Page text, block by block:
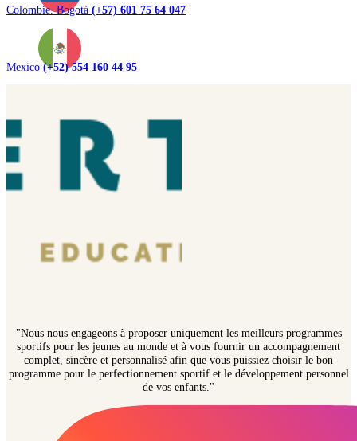
Colombie. Bogotá (+57) 601 75 64 047
Mexico (+52) 554 160 44 95
"Nous nous engageons à proposer uniquement les meilleurs programmes
sportifs pour les jeunes au monde et à vous fournir un accompagnement
complet, sincère et personnalisé afin que vous puissiez choisir le bon
programme pour le perfectionnement sportif et le développement personnel
de vos enfants."